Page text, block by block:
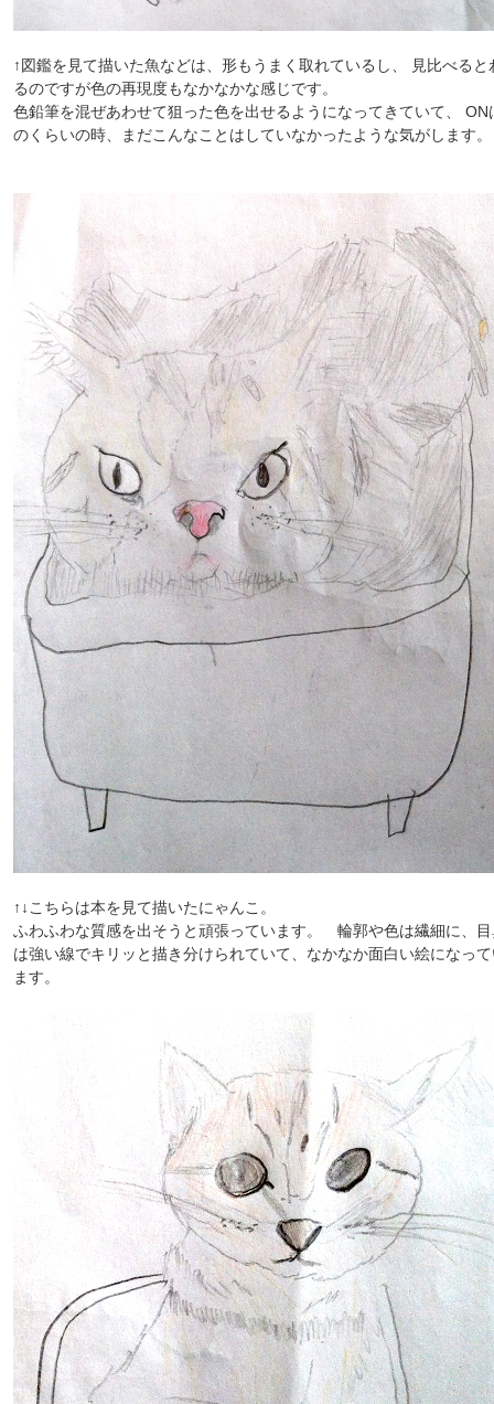
↑図鑑を見て描いた魚などは、形もうまく取れているし、 見比べると
るのですが色の再現度もなかなかな感じです。
色鉛筆を混ぜあわせて狙った色を出せるようになってきていて、 ON
のくらいの時、まだこんなことはしていなかったような気がします。
↑↓こちらは本を見て描いたにゃんこ。
ふわふわな質感を出そうと頑張っています。 輪郭や色は繊細に、
は強い線でキリッと描き分けられていて、なかなか面白い絵になっ
ます。